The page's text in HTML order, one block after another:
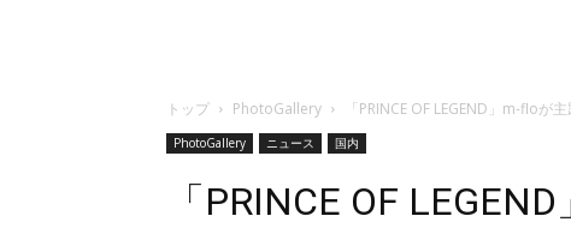
トップ PhotoGallery 「PRINCE OF LEGEND」m-flo
PhotoGallery ニュース 国内
「PRINCE OF